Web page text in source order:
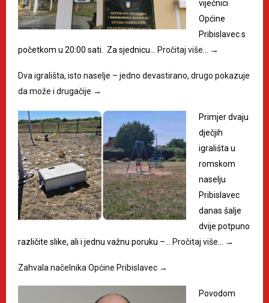
vijećnici
Općine
Pribislavec s
početkom u 20:00 sati. Za sjednicu…
Pročitaj više… →
Dva igrališta, isto naselje – jedno devastirano, drugo pokazuje
da može i drugačije →
Primjer dvaju
dječjih
igrališta u
romskom
naselju
Pribislavec
danas šalje
dvije potpuno
različite slike, ali i jednu važnu poruku –…
Pročitaj više… →
Zahvala načelnika Općine Pribislavec →
Povodom